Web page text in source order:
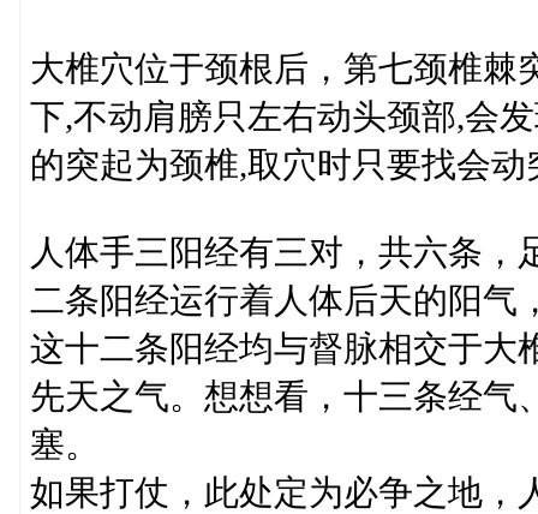
大椎穴位于颈根后，第七颈椎棘
下,不动肩膀只左右动头颈部,会
的突起为颈椎,取穴时只要找会
人体手三阳经有三对，共六条
二条阳经运行着人体后天的阳气
这十二条阳经均与督脉相交于大
先天之气。想想看，十三条经气
塞。
如果打仗，此处定为必争之地，